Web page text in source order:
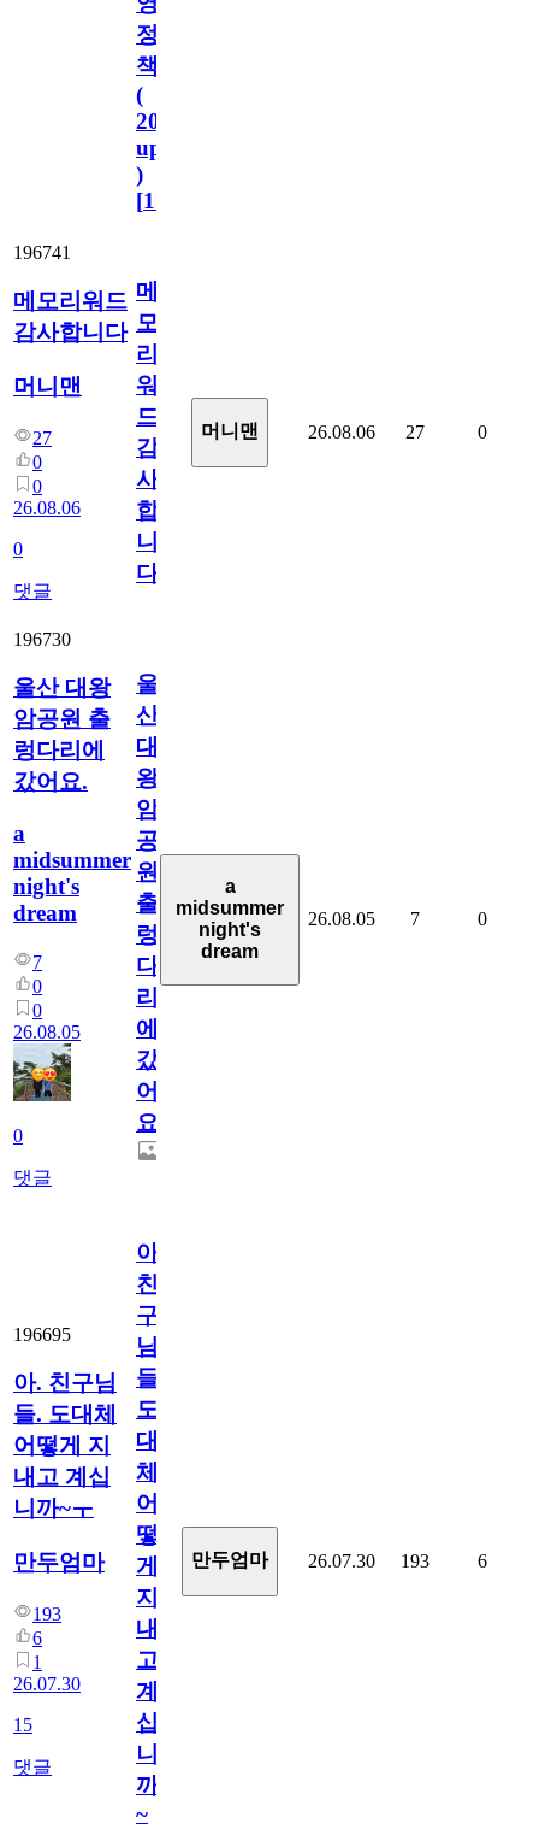
정
책
(
2023.11.1
update
)
[110
196741
메모리워드
감사합니다
머니맨
27
0
0
26.08.06
0
댓글
메
모
리
워
드
감
사
합
니
다
머니맨 26.08.06 27 0
196730
울산 대왕
암공원 출
렁다리에
갔어요.
a
midsummer
night's
dream
7
0
0
26.08.05
0
댓글
울
산
대
왕
암
공
원
출
렁
다
리
에
갔
어
요.
a
midsummer
night's
dream
26.08.05 7 0
196695
아. 친구님
들. 도대체
어떻게 지
내고 계십
니까~ㅜ
만두엄마
193
6
1
26.07.30
15
댓글
아.
친
구
님
들.
도
대
체
어
떻
게
지
내
고
계
십
니
까
~
만두엄마 26.07.30 193 6